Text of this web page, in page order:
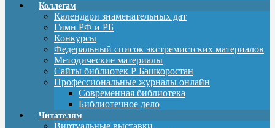
Коллегам
Календари знаменательных дат
Гимн РФ и РБ
Конкурсы
Федеральный список экстремистских материалов
Методические материалы
Сайты библиотек Р Башкоростан
Профессиональные журналы онлайн
Современная библиотека
Библиотечное дело
Читателям
Виртуальные выставки